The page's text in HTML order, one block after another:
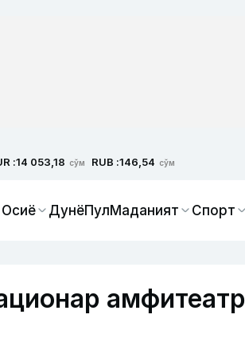
:14 053,18 сўм RUB :146,54 сўм
ДунёПулМаданият Спорт
амфитеатр